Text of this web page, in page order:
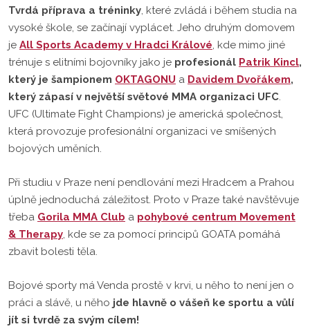
Tvrdá příprava a tréninky, které zvládá i během studia na
vysoké škole, se začínají vyplácet. Jeho druhým domovem
je All Sports Academy v Hradci Králové, kde mimo jiné
trénuje s elitními bojovníky jako je profesionál Patrik Kincl,
který je šampionem OKTAGONU a Davidem Dvořákem,
který zápasí v největší světové MMA organizaci UFC.
UFC (Ultimate Fight Champions) je americká společnost,
která provozuje profesionální organizaci ve smíšených
bojových uměních.
Při studiu v Praze není pendlování mezi Hradcem a Prahou
úplně jednoduchá záležitost. Proto v Praze také navštěvuje
třeba Gorila MMA Club a pohybové centrum Movement
& Therapy, kde se za pomocí principů GOATA pomáhá
zbavit bolesti těla.
Bojové sporty má Venda prostě v krvi, u něho to není jen o
práci a slávě, u něho jde hlavně o vášeň ke sportu a vůlí
jít si tvrdě za svým cílem!